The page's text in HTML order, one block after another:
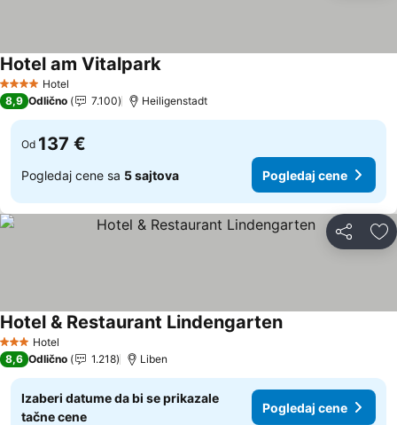
4 ZvezdiceHotel
Hotel am VitalparkPogledaj cene
8,9 Odlično 7.100 Heiligenstadt
Od 137 €
Pogledaj cene sa 5 sajtova Pogledaj cene
Deli
3 Zvezdice
Hotel
Hotel & Restaurant LindengartenPogledaj cene
8,6 Odlično 1.218 Liben
Izaberi datume da bi se prikazale
tačne cene
Pogledaj cene